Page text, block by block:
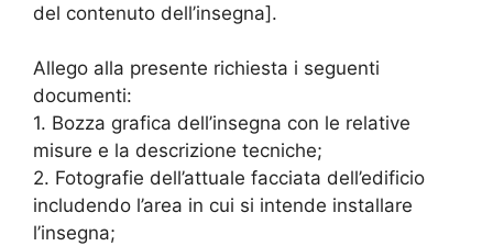
del contenuto dell’insegna].
Allego alla presente richiesta i seguenti
documenti:
1. Bozza grafica dell’insegna con le relative
misure e la descrizione tecniche;
2. Fotografie dell’attuale facciata dell’edificio
includendo l’area in cui si intende installare
l’insegna;